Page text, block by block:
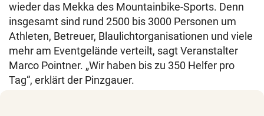
wieder das Mekka des Mountainbike-Sports. Denn
insgesamt sind rund 2500 bis 3000 Personen um
Athleten, Betreuer, Blaulichtorganisationen und viele
mehr am Eventgelände verteilt, sagt Veranstalter
Marco Pointner. „Wir haben bis zu 350 Helfer pro
Tag“, erklärt der Pinzgauer.